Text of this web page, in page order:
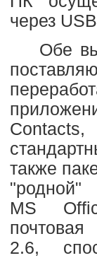
через
Обе
также
"родной"
МS
2.6,